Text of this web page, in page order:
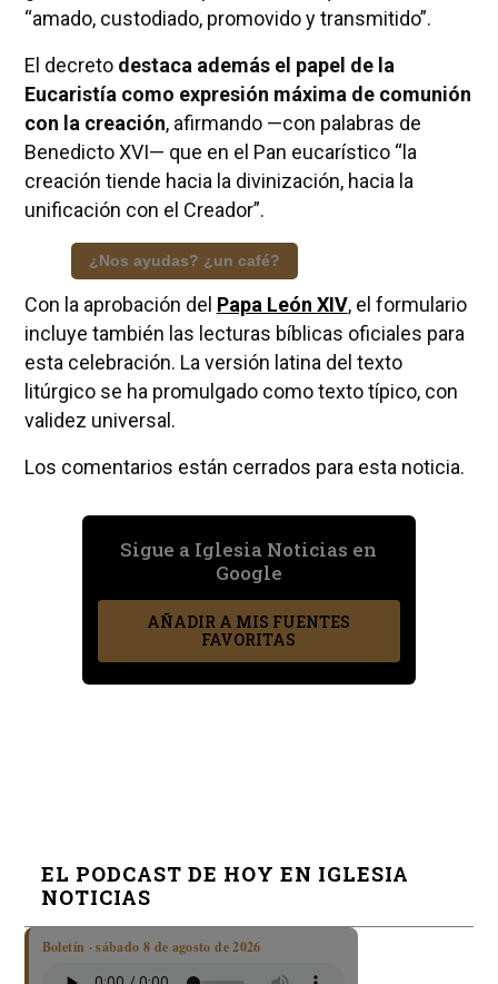
“amado, custodiado, promovido y transmitido”.
El decretodestaca además el papel de la
Eucaristía como expresión máxima de comunión
con la creación, afirmando —con palabras de
Benedicto XVI— que en el Pan eucarístico “la
creación tiende hacia la divinización, hacia la
unificación con el Creador”.
¿Nos ayudas? ¿un café?
Con la aprobación del Papa León XIV, el formulario
incluye también las lecturas bíblicas oficiales para
esta celebración. La versión latina del texto
litúrgico se ha promulgado como texto típico, con
validez universal.
Los comentarios están cerrados para esta noticia.
Sigue a Iglesia Noticias en
Google
AÑADIR A MIS FUENTES
FAVORITAS
EL PODCAST DE HOY EN IGLESIA
NOTICIAS
Boletín · sábado 8 de agosto de 2026